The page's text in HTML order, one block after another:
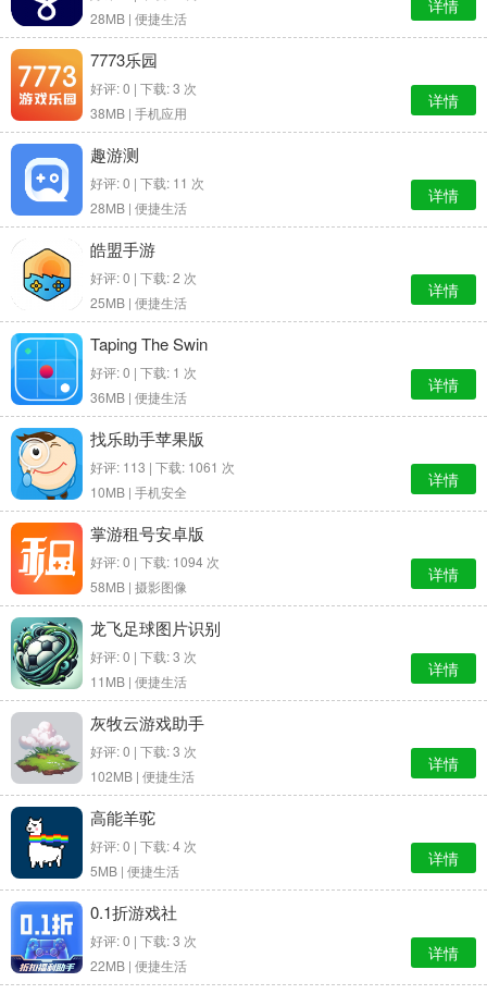
28MB | 便捷生活
详情
7773乐园
好评: 0 | 下载: 3 次
38MB | 手机应用
详情
趣游测
好评: 0 | 下载: 11 次
28MB | 便捷生活
详情
皓盟手游
好评: 0 | 下载: 2 次
25MB | 便捷生活
详情
Taping The Swin
好评: 0 | 下载: 1 次
36MB | 便捷生活
详情
找乐助手苹果版
好评: 113 | 下载: 1061 次
10MB | 手机安全
详情
掌游租号安卓版
好评: 0 | 下载: 1094 次
58MB | 摄影图像
详情
龙飞足球图片识别
好评: 0 | 下载: 3 次
11MB | 便捷生活
详情
灰牧云游戏助手
好评: 0 | 下载: 3 次
102MB | 便捷生活
详情
高能羊驼
好评: 0 | 下载: 4 次
5MB | 便捷生活
详情
0.1折游戏社
好评: 0 | 下载: 3 次
22MB | 便捷生活
详情